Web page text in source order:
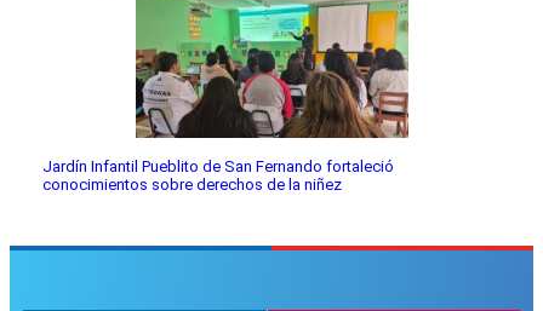
Jardín Infantil Pueblito de San Fernando fortaleció
conocimientos sobre derechos de la niñez